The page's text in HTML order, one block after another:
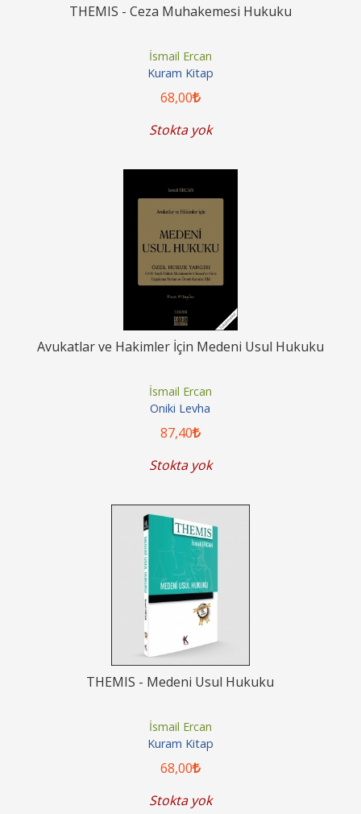
THEMIS - Ceza Muhakemesi Hukuku
İsmail Ercan
Kuram Kitap
68,00
Stokta yok
Avukatlar ve Hakimler İçin Medeni Usul Hukuku
İsmail Ercan
Oniki Levha
87,40
Stokta yok
THEMIS - Medeni Usul Hukuku
İsmail Ercan
Kuram Kitap
68,00
Stokta yok